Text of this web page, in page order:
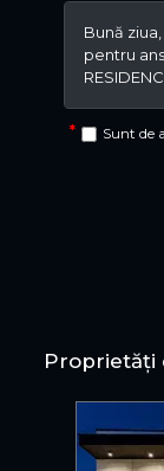
Sunt de
Proprietăți